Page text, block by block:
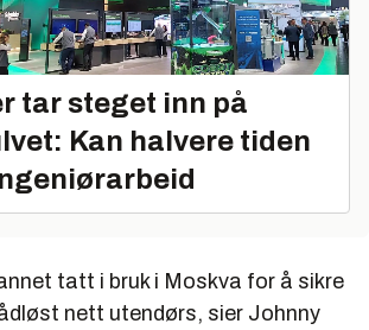
tar steget inn på
Kan halvere tiden
tatt i bruk i Moskva for å sikre
nett utendørs, sier Johnny